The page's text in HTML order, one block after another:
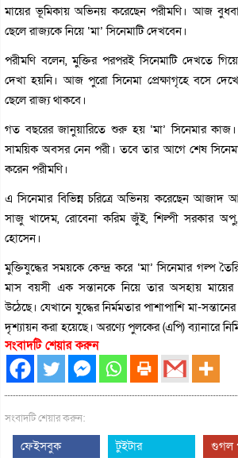
মায়ের ভূমিকায় অভিনয় করেছেন পরীমণি। আজ বুধবার
ছেলে রাজ্যকে নিয়ে ‘মা’ সিনেমাটি দেখবেন।
পরীমণি বলেন, মুক্তির পরপরই সিনেমাটি দেখতে
দেখা হয়নি। আজ পুরো সিনেমা প্রেক্ষাগৃহে বসে
ছেলে রাজ্য থাকবে।
গত বছরের জানুয়ারিতে শুরু হয় ‘মা’ সিনেমার
সাময়িক অবসর নেন পরী। তবে তার আগে শেষ সিনেমা
করেন পরীমণি।
এ সিনেমার বিভিন্ন চরিত্রে অভিনয় করেছেন আজাদ
সাজু খাদেম, রোবেনা করিম জুঁই, শিল্পী সরকার
হোসেন।
মুক্তিযুদ্ধের সময়কে কেন্দ্র করে ‘মা’ সিনেমার গল্প
মাস বয়সী এক সন্তানকে নিয়ে তার অসহায়
উঠেছে। যেখানে যুদ্ধের নির্মমতার পাশাপাশি মা-
দৃশ্যায়ন করা হয়েছে। অরণ্যে পুলকের (এপি) ব্যানারে
সংবাদটি শেয়ার করুন
সংবাদটি শেয়ার করুন:
ফেইসবুক টুইটার গুগল